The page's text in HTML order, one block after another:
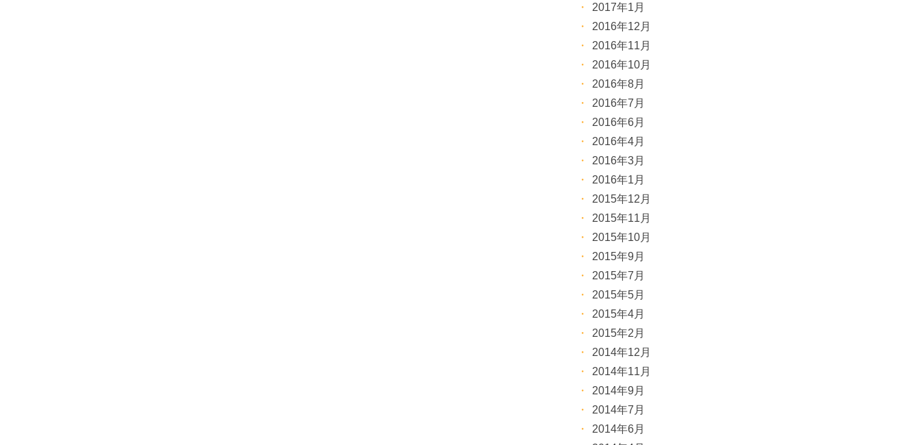
2017年1月
2016年12月
2016年11月
2016年10月
2016年8月
2016年7月
2016年6月
2016年4月
2016年3月
2016年1月
2015年12月
2015年11月
2015年10月
2015年9月
2015年7月
2015年5月
2015年4月
2015年2月
2014年12月
2014年11月
2014年9月
2014年7月
2014年6月